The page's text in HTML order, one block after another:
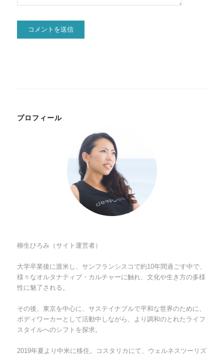
プロフィール
柳生ひろみ（サイト運営者）
大学卒業後に渡米し、サンフランシスコで約10年間過ごす中で、
様々なオルタナティブ・カルチャーに触れ、文化や生き方の多様
性に魅了される。
その後、東京を中心に、サステイナブルで平和な世界のために、
ボディワーカーとして活動中しながら、より調和のとれたライフ
スタイルへのシフトを探求。
2019年夏より中米に移住。コスタリカにて、ウェルネスツーリズ